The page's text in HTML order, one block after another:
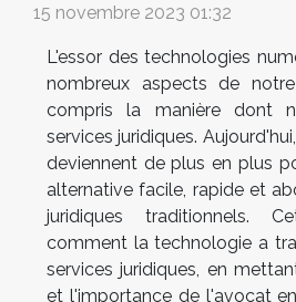
15 novembre 2023 01:32
L'essor des technologies
nombreux aspects de
compris la manière dont
services juridiques.
deviennent de plus en plus
alternative facile, rapide et
juridiques traditionnels.
comment la technologie a
services juridiques, en
et l'importance de l'avocat